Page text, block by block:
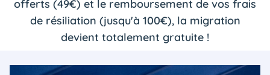
offerts (49€) et le remboursement de vos frais
de résiliation (jusqu'à 100€), la migration
devient totalement gratuite !